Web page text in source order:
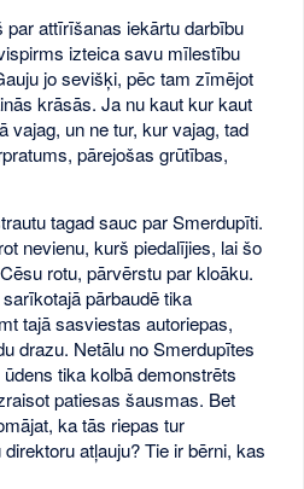
attīrīšanas iekārtu darbību
izteica savu mīlestību
jo sevišķi, pēc tam zīmējot
krāsās. Ja nu kaut kur kaut
vajag, un ne tur, kur vajag, tad
pārejošas grūtības,
tagad sauc par Smerdupīti.
nevienu, kurš piedalījies, lai šo
rotu, pārvērstu par kloāku.
pārbaudē tika
tajā sasviestas autoriepas,
drazu. Netālu no Smerdupītes
tika kolbā demonstrēts
patiesas šausmas. Bet
ka tās riepas tur
atļauju? Tie ir bērni, kas